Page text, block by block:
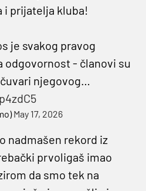
i prijatelja kluba!
je svakog pravog
odgovornost - članovi su
njegovog…
May 17, 2026
nadmašen rekord iz
prvoligaš imao
da smo tek na